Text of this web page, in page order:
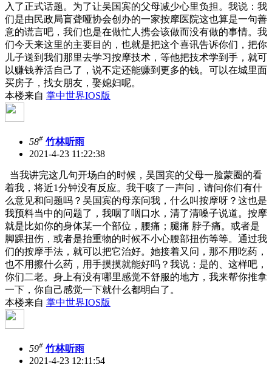
入了正式话题。为了让吴国宾的父母减少心里负担。我说：我
们是由民政局盲聋哑协会创办的一家按摩医院这也算是一句善
意的谎言吧，我们也是在做忙人携会该做而没有做的事情。我
们今天来这里的主要目的，也就是把这个喜讯告诉你们，把你
儿子送到我们那里去学习按摩技术，等他把技术学到手，就可
以赚钱养活自己了，说不定还能赚到更多的钱。可以在城里面
买房子，找女朋友，娶媳妇呢。
本楼来自 掌中世界IOS版
58# 竹林听雨
2021-4-23 11:22:38
当我讲完这几句开场白的时候，吴国宾的父母一脸蒙圈的看
着我，将近1分钟没有反应。我干咳了一声问，请问你们有什
么意见和问题吗？吴国宾的母亲问我，什么叫按摩呀？这也是
我预料当中的问题了，我咽了咽口水，清了清嗓子说道。按摩
就是比如你的身体某一个部位，腰痛；腿痛 脖子痛。或者是
脚踝扭伤，或者是抬重物的时候不小心腰部扭伤等等。通过我
们的按摩手法，就可以把它治好。她接着又问，那不用吃药，
也不用擦什么药，用手摸摸就能好吗？我说：是的、这样吧，
你们二老。身上有没有哪里感觉不舒服的地方，我来帮你推拿
一下，你自己感觉一下就什么都明白了。
本楼来自 掌中世界IOS版
59# 竹林听雨
2021-4-23 12:11:54